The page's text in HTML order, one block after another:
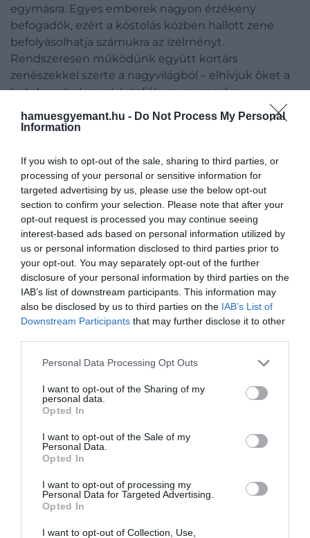
hamuesgyemant.hu - Do Not Process My Personal
Information
If you wish to opt-out of the sale, sharing to third parties, or
processing of your personal or sensitive information for
targeted advertising by us, please use the below opt-out
section to confirm your selection. Please note that after your
opt-out request is processed you may continue seeing
interest-based ads based on personal information utilized by
us or personal information disclosed to third parties prior to
your opt-out. You may separately opt-out of the further
disclosure of your personal information by third parties on the
IAB’s list of downstream participants. This information may
also be disclosed by us to third parties on the IAB’s List of
Downstream Participants that may further disclose it to other
Please note that this website/app uses one or more Google
not limited to your visit or usage behaviour. You may click to
grant or deny consent to Google and its third-party tags to
use your data for below specified purposes in below Google
consent section.
Personal Data Processing Opt Outs
I want to opt-out of the Sharing of my
personal data.
Opted In
I want to opt-out of the Sale of my
Personal Data.
Opted In
I want to opt-out of processing my
Personal Data for Targeted Advertising.
Opted In
I want to opt-out of Collection, Use,
egymásra. Egyes emberek nagyon érzékeny
befogadók, ezért a kóstolás közben hallott zene
befolyásolhatja számukra az ízélményt.
Rendszeresen működünk együtt kortárs
zenészekkel szerte a nagyvilágból – elhívjuk őket a
birtokra, ahol megkóstolják, megismerik a
champagne-okat, majd zenévé transzformálják a
benyomásaikat. Legutóbb Max Richterrel
brit zeneszerző, zongoraművész és producer, aki
kortárs klasszikus stílusban komponál
zeneműveket. Eddigi nyolc szólóalbuma mellett
alkotásait hallhattuk a világ különböző
színművészeti, opera- és balettszínpadain, illetve
olyan filmekben, mint aViharsziget,aMű szerző
nélkül vagy az Ad Astra– a szerk.): a Krug Clos
d’Ambonnay 2008, a Krug 2008 és a Krug Grande
Cuvée 164èmeÉdition ízjegyei három zeneművet
ihlettek, amelyek aClarity, az Ensemble, és a
Sinfonia címet viselik. A champagne-ok és a
hozzájuk komponált zene együttes befogadása
nagyon érdekes élmény, érdemes felfedezni ezt a
közti párhuzam természetesen metaforikusan is
értelmezhető.
A metaforák valójában elmés magyarázatok.
Hogyan lehet zenei példákkal bemutatni a Krug
repertoárját?
IsabelleA Krug Grand Cuvée a ház védjegye,